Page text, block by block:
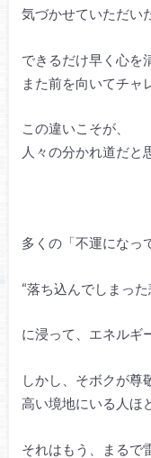
気づかせていただい
できるだけ早く心を
また前を向いてチャ
この違いこそが、
人々の分かれ道だと
多くの「不運になっ
“落ち込んでしまっ
に浸って、エネルギ
しかし、そボクが尊
高い境地にいる人ほ
それはもう、まるで